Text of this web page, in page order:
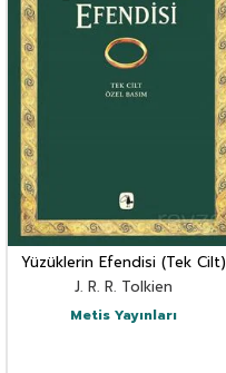
Yüzüklerin Efendisi (Tek Cilt)
J. R. R. Tolkien
Metis Yayınları